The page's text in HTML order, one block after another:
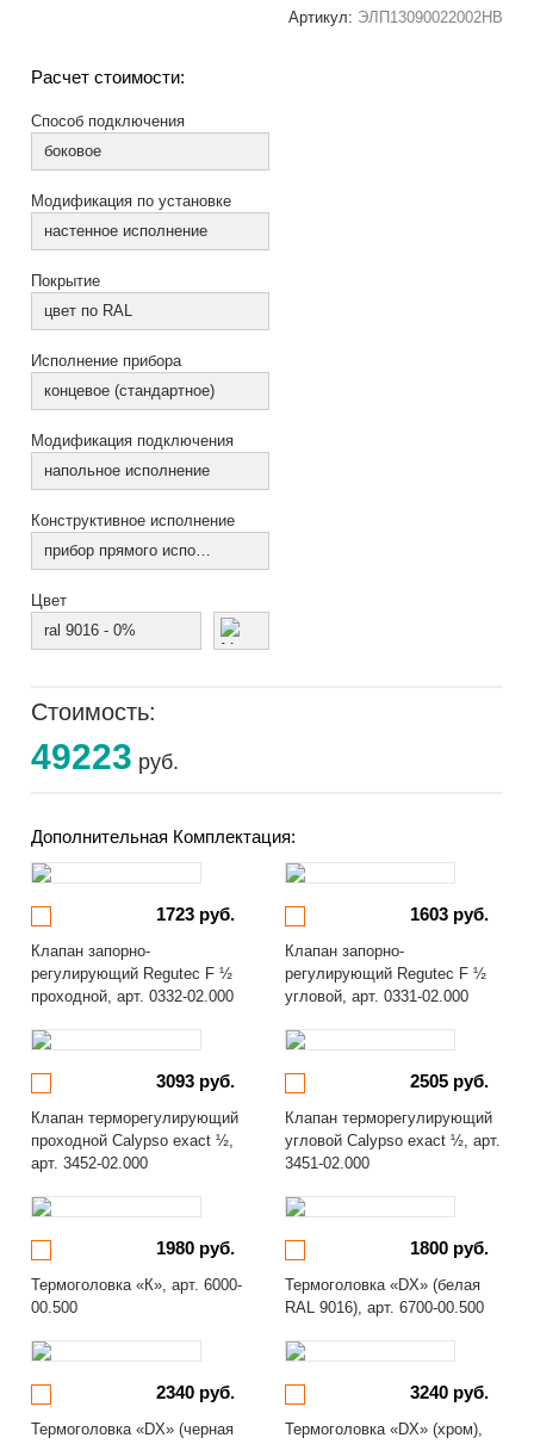
Артикул: ЭЛП13090022002НВ
Расчет стоимости:
Способ подключения
боковое
Модификация по установке
настенное исполнение
Покрытие
цвет по RAL
Исполнение прибора
концевое (стандартное)
Модификация подключения
напольное исполнение
Конструктивное исполнение
прибор прямого исполнения
Цвет
ral 9016 - 0%
Стоимость:
49223 руб.
Дополнительная Комплектация:
1723 руб.
Клапан запорно-
регулирующий Regutec F ½
проходной, арт. 0332-02.000
1603 руб.
Клапан запорно-
регулирующий Regutec F ½
угловой, арт. 0331-02.000
3093 руб.
Клапан терморегулирующий
проходной Calypso exact ½,
арт. 3452-02.000
2505 руб.
Клапан терморегулирующий
угловой Calypso exact ½, арт.
3451-02.000
1980 руб.
Термоголовка «К», арт. 6000-
00.500
1800 руб.
Термоголовка «DX» (белая
RAL 9016), арт. 6700-00.500
2340 руб.
Термоголовка «DX» (черная
3240 руб.
Термоголовка «DX» (хром),